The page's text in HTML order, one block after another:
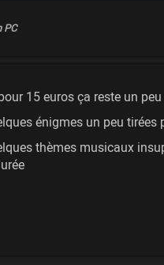
PC
15 euros ça reste un
énigmes un peu tirées
thèmes musicaux